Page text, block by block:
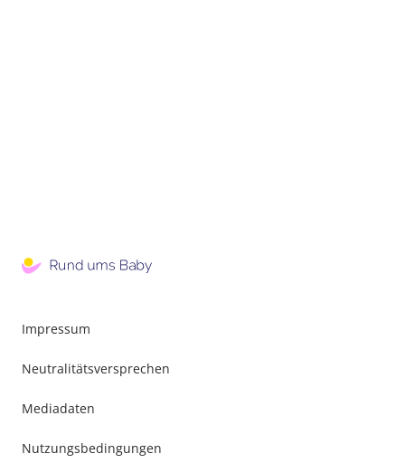
Impressum
Neutralitätsversprechen
Mediadaten
Nutzungsbedingungen